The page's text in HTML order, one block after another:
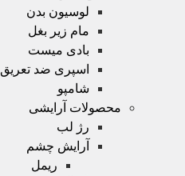
لوسیون بدن
مام زیر بغل
بادی میست
اسپری ضد تعریق
شامپو
محصولات آرایشی
رژ لب
آرایش چشم
ریمل